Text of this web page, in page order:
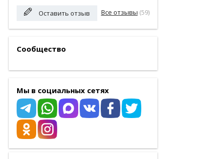
Оставить отзыв Все отзывы (59)
Сообщество
Мы в социальных сетях